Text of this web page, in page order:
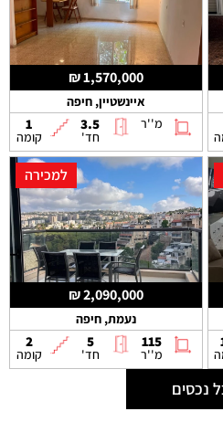
1,570,000 ₪
איינשטיין, חיפה
מ''ר
3.5
חד'
1
קומה
למכירה
2,090,000 ₪
נעמת, חיפה
115
מ''ר
5
חד'
2
קומה
נכסים